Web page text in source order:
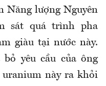
Năng lượng Nguyên
sát quá trình pha
giàu tại nước này.
yêu cầu của ông
uranium này ra khỏi